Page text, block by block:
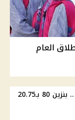
العام
أسعار الوقود في مصر اليوم .. بنزين 80 بـ20.75